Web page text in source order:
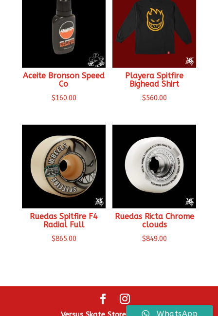
Aceite Bronson Speed
Co
$160.00
Playera Spitfire
Bighead Shirt
$560.00
Ruedas Spitfire F4
Radial Full
$865.00
Ruedas Ricta Chrome
clouds
$849.00
WhatsApp